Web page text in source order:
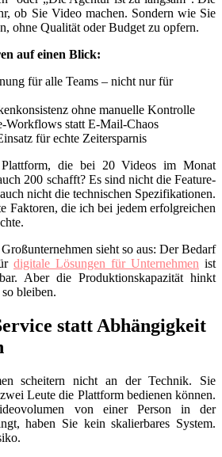
ob Sie Video machen. Sondern wie Sie
ohne Qualität oder Budget zu opfern.
auf einen Blick:
für alle Teams – nicht nur für
ohne manuelle Kontrolle
Workflows statt E-Mail-Chaos
für echte Zeitersparnis
Plattform, die bei 20 Videos im Monat
200 schafft? Es sind nicht die Feature-
nicht die technischen Spezifikationen.
Faktoren, die ich bei jedem erfolgreichen
sieht so aus: Der Bedarf
digitale Lösungen für Unternehmen ist
Aber die Produktionskapazität hinkt
bleiben.
statt Abhängigkeit
scheitern nicht an der Technik. Sie
Leute die Plattform bedienen können.
von einer Person in der
haben Sie kein skalierbares System.